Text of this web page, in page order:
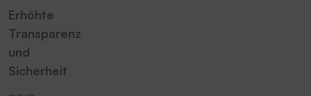
Erhöhte
Transparenz
und
Sicherheit